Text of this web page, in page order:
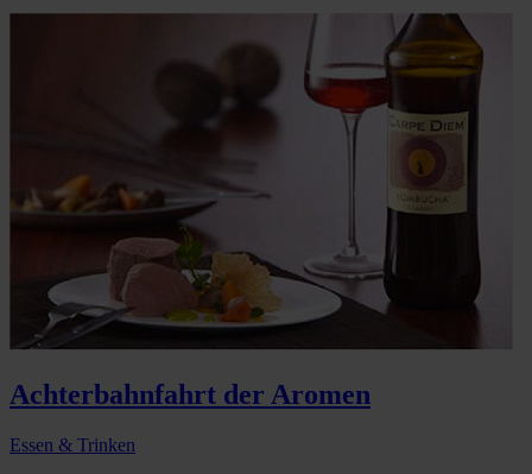
Achterbahnfahrt der Aromen
Essen & Trinken